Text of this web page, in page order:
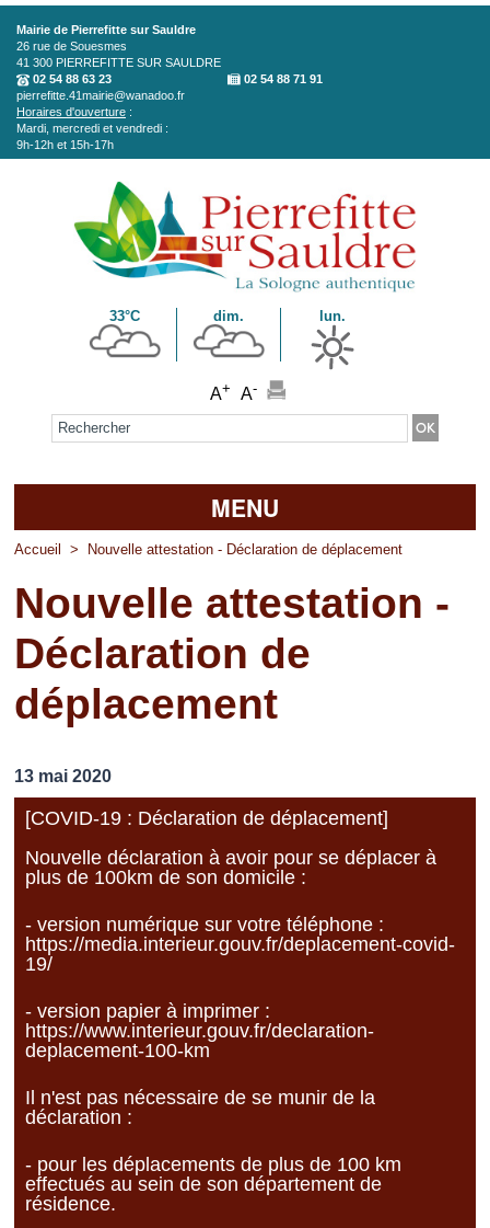
Aller au contenu principal
Mairie de Pierrefitte sur Sauldre
26 rue de Souesmes
41 300 PIERREFITTE SUR SAULDRE
02 54 88 63 23
02 54 88 71 91
pierrefitte.41mairie@wanadoo.fr
Horaires d'ouverture :
Mardi, mercredi et vendredi :
9h-12h et 15h-17h
33°C dim. lun.
A+ A-
Formulaire de recherche
MENU
Accueil
La mairie
Découvrir Pierrefitte
Vie pratique
Accueil > Nouvelle attestation - Déclaration de déplacement
Nouvelle attestation -
Déclaration de
déplacement
13 mai 2020
[COVID-19 : Déclaration de déplacement]
Nouvelle déclaration à avoir pour se déplacer à
plus de 100km de son domicile :
- version numérique sur votre téléphone :
https://media.interieur.gouv.fr/deplacement-covid-
19/
- version papier à imprimer :
https://www.interieur.gouv.fr/declaration-
deplacement-100-km
Il n'est pas nécessaire de se munir de la
déclaration :
- pour les déplacements de plus de 100 km
effectués au sein de son département de
résidence.